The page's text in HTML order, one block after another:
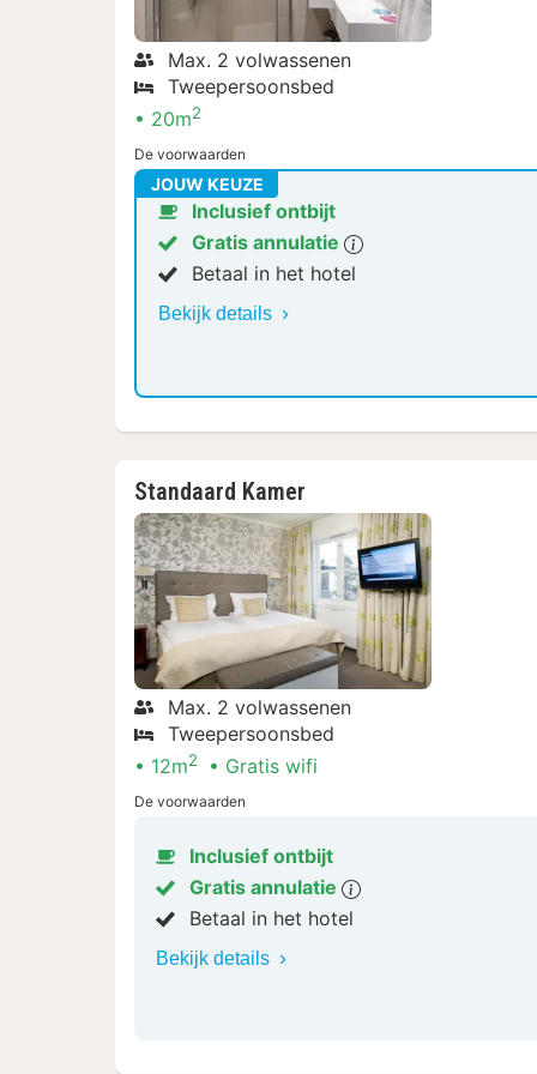
Max. 2 volwassenen
Tweepersoonsbed
20m2
De voorwaarden
JOUW KEUZE
Inclusief ontbijt
Gratis annulatie
Betaal in het hotel
Bekijk details
Standaard Kamer
Max. 2 volwassenen
Tweepersoonsbed
12m2 Gratis wifi
De voorwaarden
Inclusief ontbijt
Gratis annulatie
Betaal in het hotel
Bekijk details